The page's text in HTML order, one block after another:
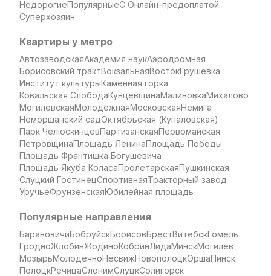
НедорогиеПопулярныеС Онлайн-предоплатой
Суперхозяин
Квартиры у метро
АвтозаводскаяАкадемия наукАэродромная
Борисовский трактВокзальнаяВостокГрушевка
Институт культурыКаменная горка
Ковальская СлободаКунцевщинаМалиновкаМихалово
МогилевскаяМолодежнаяМосковскаяНемига
Неморшанский садОктябрьская (Купаловская)
Парк ЧелюскинцевПартизанскаяПервомайская
ПетровщинаПлощадь ЛенинаПлощадь Победы
Площадь Франтишка Богушевича
Площадь Якуба КоласаПролетарскаяПушкинская
Слуцкий ГостинецСпортивнаяТракторный завод
УручьеФрунзенскаяЮбилейная площадь
Популярные направления
БарановичиБобруйскБорисовБрестВитебскГомель
ГродноЖлобинЖодиноКобринЛидаМинскМогилёв
МозырьМолодечноНесвижНовополоцкОршаПинск
ПолоцкРечицаСлонимСлуцкСолигорск